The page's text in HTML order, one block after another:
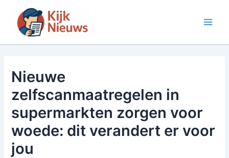
inhoud
Nieuwe
zelfscanmaatregelen in
supermarkten zorgen voor
woede: dit verandert er voor
jou